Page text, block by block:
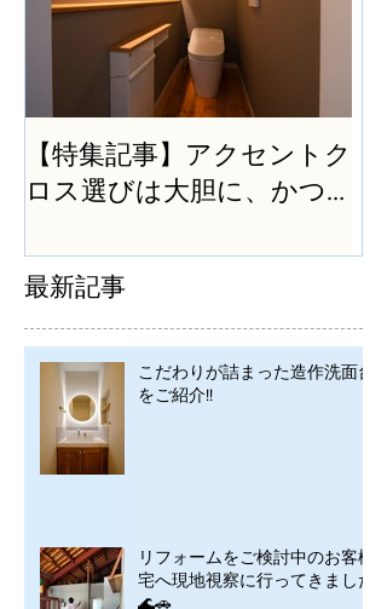
【特集記事】アクセントク
ロス選びは大胆に、かつ
最新記事
こだわりが詰まった造作洗面台
をご紹介!!
リフォームをご検討中のお客様
宅へ現地視察に行ってきました
🌊🚗